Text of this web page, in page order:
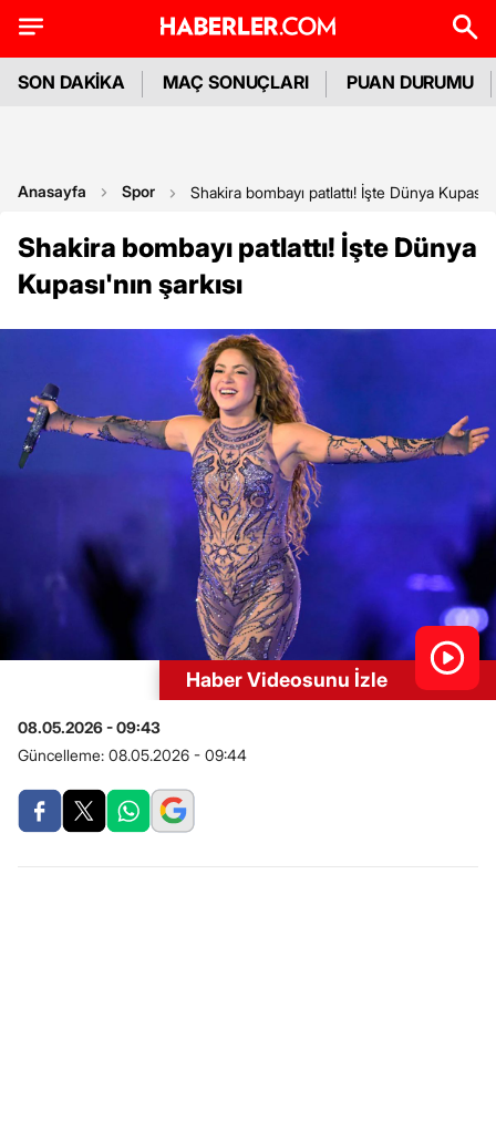
SON DAKİKA MAÇ SONUÇLARI PUAN DURUMU
Anasayfa Spor Shakira bombayı patlattı! İşte Dünya
Shakira bombayı patlattı! İşte Dünya
Kupası'nın şarkısı
Haber Videosunu İzle
08.05.2026 - 09:43
Güncelleme: 08.05.2026 - 09:44